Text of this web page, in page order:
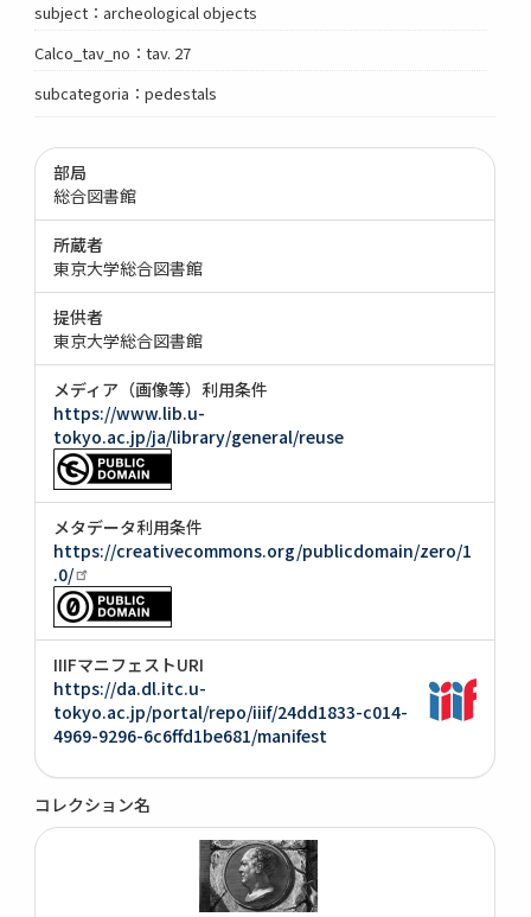
subject：archeological objects
Calco_tav_no：tav. 27
subcategoria：pedestals
部局
総合図書館
所蔵者
東京大学総合図書館
提供者
東京大学総合図書館
メディア（画像等）利用条件
https://www.lib.u-
tokyo.ac.jp/ja/library/general/reuse
メタデータ利用条件
https://creativecommons.org/publicdomain/zero/1
.0/
IIIFマニフェストURI
https://da.dl.itc.u-
tokyo.ac.jp/portal/repo/iiif/24dd1833-c014-
4969-9296-6c6ffd1be681/manifest
コレクション名